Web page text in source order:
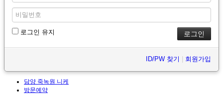
로그인 유지
ID/PW 찾기 회원가입
담양 죽녹원 니케
방문예약